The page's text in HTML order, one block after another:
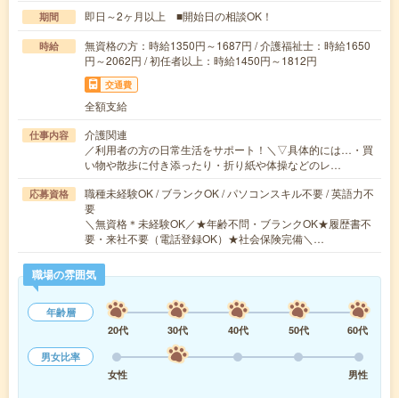
期間 即日～2ヶ月以上 ■開始日の相談OK！
時給
無資格の方：時給1350円～1687円 / 介護福祉士：時給1650
円～2062円 / 初任者以上：時給1450円～1812円
交通費
全額支給
仕事内容
介護関連
／利用者の方の日常生活をサポート！＼▽具体的には…・買
い物や散歩に付き添ったり・折り紙や体操などのレ…
応募資格
職種未経験OK / ブランクOK / パソコンスキル不要 / 英語力不
要
＼無資格＊未経験OK／★年齢不問・ブランクOK★履歴書不
要・来社不要（電話登録OK）★社会保険完備＼…
職場の雰囲気
年齢層
20代
30代 40代 50代
60代
男女比率
女性
男性